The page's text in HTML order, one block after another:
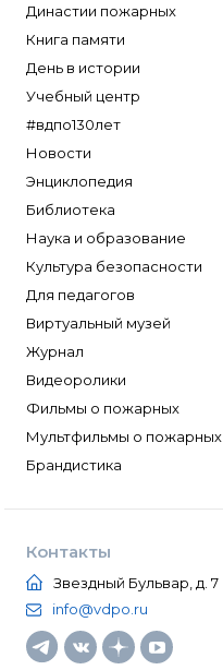
Династии пожарных
Книга памяти
День в истории
Учебный центр
#вдпо130лет
Новости
Энциклопедия
Библиотека
Наука и образование
Культура безопасности
Для педагогов
Виртуальный музей
Журнал
Видеоролики
Фильмы о пожарных
Мультфильмы о пожарных
Брандистика
Контакты
Звездный Бульвар, д. 7
info@vdpo.ru